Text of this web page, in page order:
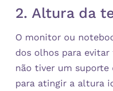
2. Altura da
O monitor ou
dos olhos para
não tiver um
para atingir a altura